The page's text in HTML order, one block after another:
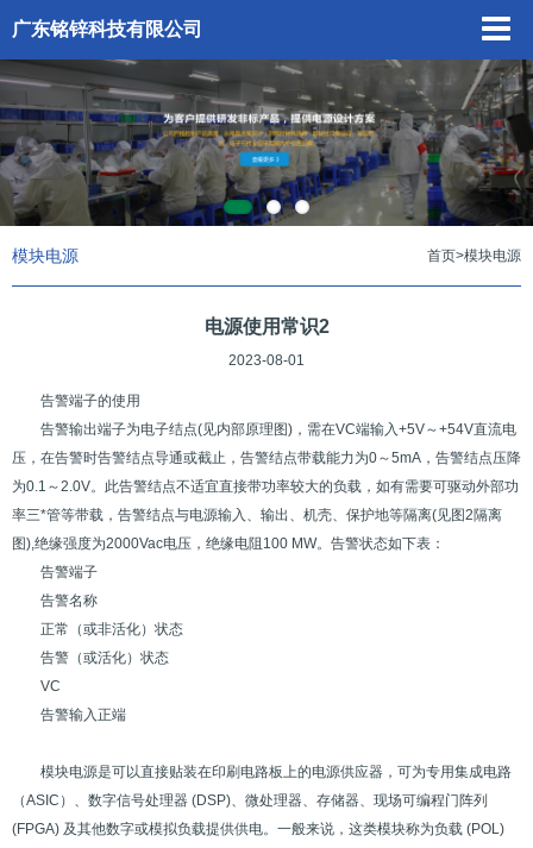
广东铭锌科技有限公司
模块电源 首页>模块电源
电源使用常识2
2023-08-01
告警端子的使用
告警输出端子为电子结点(见内部原理图)，需在VC端输入+5V～+54V直流电
压，在告警时告警结点导通或截止，告警结点带载能力为0～5mA，告警结点压降
为0.1～2.0V。此告警结点不适宜直接带功率较大的负载，如有需要可驱动外部功
率三*管等带载，告警结点与电源输入、输出、机壳、保护地等隔离(见图2隔离
图),绝缘强度为2000Vac电压，绝缘电阻100 MW。告警状态如下表：
告警端子
告警名称
正常（或非活化）状态
告警（或活化）状态
VC
告警输入正端
模块电源是可以直接贴装在印刷电路板上的电源供应器，可为专用集成电路
（ASIC）、数字信号处理器 (DSP)、微处理器、存储器、现场可编程门阵列
(FPGA) 及其他数字或模拟负载提供供电。一般来说，这类模块称为负载 (POL)